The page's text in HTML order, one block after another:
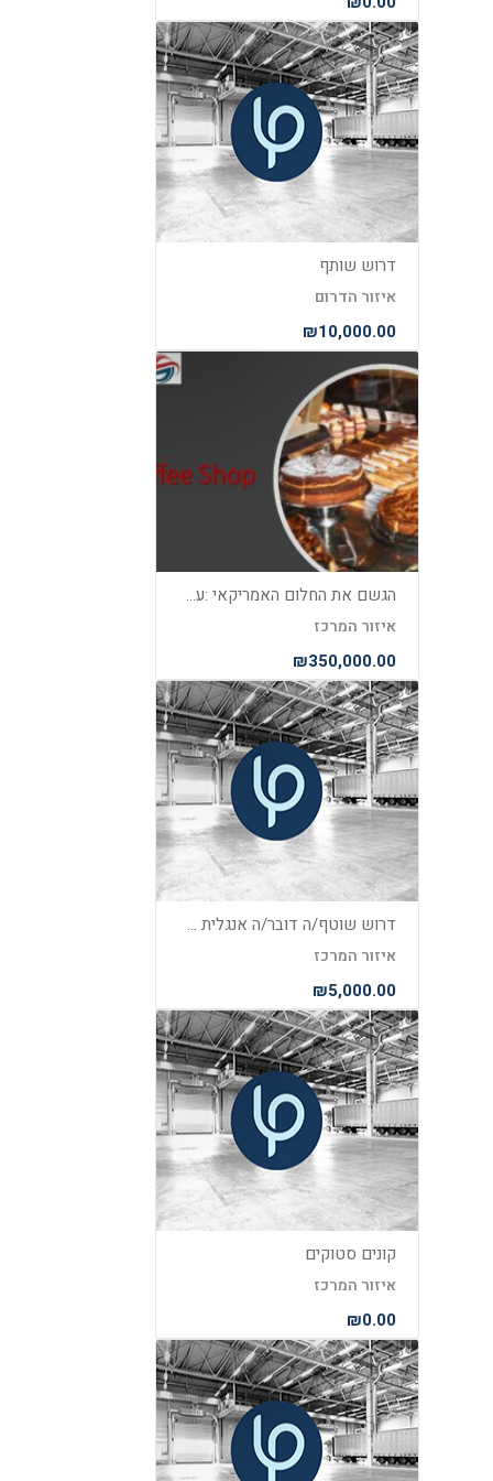
דרוש שותף
איזור הדרום
₪10,000.00
הגשם את החלום האמריקאי :עסקים פעילים בארה"ב כולל ויזת עבודה ורילוקיישן משפחתית
איזור המרכז
₪350,000.00
דרוש שוטף/ה דובר/ה אנגלית טוב מאוד להקמת רשתות שיווק בארצות הברית
איזור המרכז
₪5,000.00
קונים סטוקים
איזור המרכז
₪0.00